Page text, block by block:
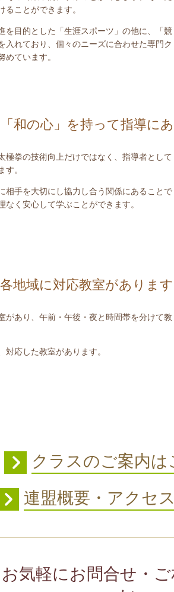
ることができます。
を目的とした「生涯スポーツ」の他に、「競
入れており、個々のニーズに合わせた専門ク
めています。
和の心」を持って指導に
極拳の技術向上だけではなく、指導者として
す。
相手を大切にし協力し合う関係にあることで
なく安心して学ぶことができます。
地域に対応教室があります
があり、午前・午後・夜と時間帯を分けて教
応した教室があります。
クラスのご案内
連盟概要・アクセ
お気軽にお問合せ・